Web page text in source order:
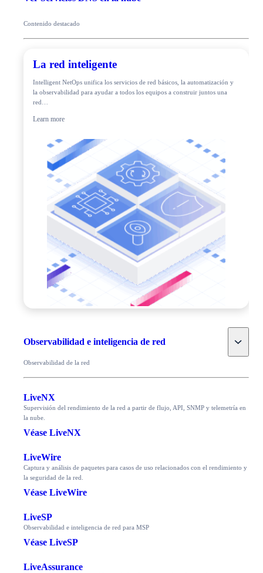
Contenido destacado
La red inteligente
Intelligent NetOps unifica los servicios de red básicos, la automatización y
la observabilidad para ayudar a todos los equipos a construir juntos una
red…
Learn more
Observabilidad e inteligencia de red Toggle
Observabilidad de la red
LiveNX
Supervisión del rendimiento de la red a partir de flujo, API, SNMP y telemetría en
la nube.
Véase LiveNX
LiveWire
Captura y análisis de paquetes para casos de uso relacionados con el rendimiento y
la seguridad de la red.
Véase LiveWire
LiveSP
Observabilidad e inteligencia de red para MSP
Véase LiveSP
LiveAssurance